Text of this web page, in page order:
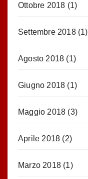
Ottobre 2018 (1)
Settembre 2018(1)
Agosto 2018 (1)
Giugno 2018 (1)
Maggio 2018 (3)
Aprile 2018 (2)
Marzo 2018 (1)